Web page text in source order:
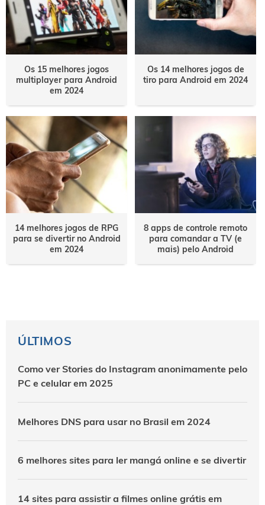
Os 15 melhores jogos
multiplayer para Android
em 2024
Os 14 melhores jogos de
tiro para Android em 2024
14 melhores jogos de RPG
para se divertir no Android
em 2024
8 apps de controle remoto
para comandar a TV (e
mais) pelo Android
ÚLTIMOS
Como ver Stories do Instagram anonimamente pelo
PC e celular em 2025
Melhores DNS para usar no Brasil em 2024
6 melhores sites para ler mangá online e se divertir
14 sites para assistir a filmes online grátis em